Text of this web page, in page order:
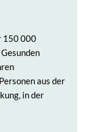
150 000
aus der
in der